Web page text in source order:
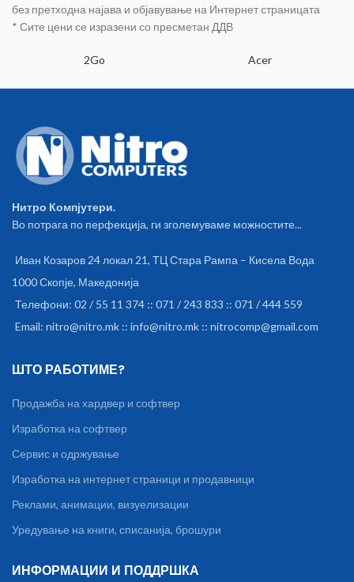
без претходна најава и објавување на Интернет страницата
* Сите цени се изразени со пресметан ДДВ
2Go Acer
Нитро Компјутери.
Во потрага по перфекција, ги зголемуваме можностите...
Иван Козаров 24 локал 21, ТЦ Стара Рампа – Кисела Вода
1000 Скопје, Македонија
Телефони: 02 / 55 11 374 :: 071 / 243 833 :: 071 / 444 559
Email: nitro@nitro.mk :: info@nitro.mk :: nitrocomp@gmail.com
ШТО РАБОТИМЕ?
Продажба на хардвер и софтвер
Изработка на софтвер
Сервис и одржување
Изработка на интернет страници и продавници
Реклами, анимации, визуелизации
Уредување на книги, списанија, брошури
ИНФОРМАЦИИ И ПОДДРШКА